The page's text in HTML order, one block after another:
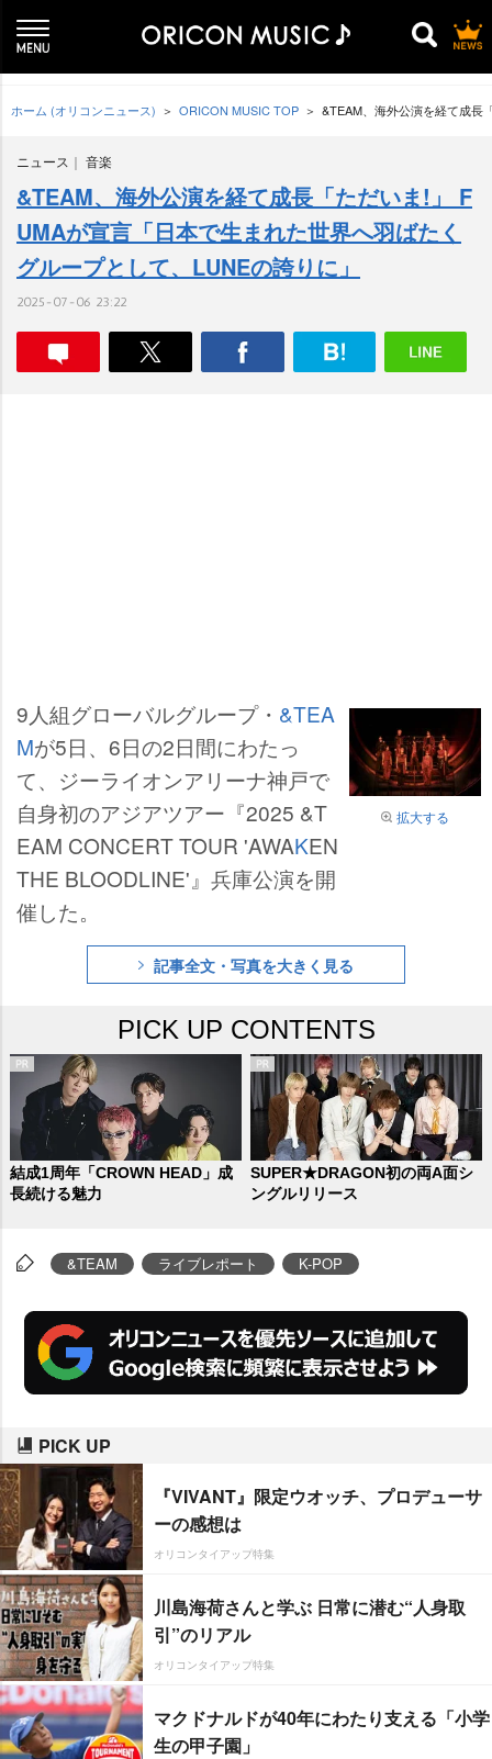
ホーム (オリコンニュース) ORICON MUSIC TOP &TEAM、海外公演を経て成長
ニュース 音楽
&TEAM、海外公演を経て成長「ただいま!」 F
UMAが宣言「日本で生まれた世界へ羽ばたく
グループとして、LUNEの誇りに」
2025-07-06 23:22
拡大する
9人組グローバルグループ・ &TEA
Mが5日、6日の2日間にわたっ
て、ジーライオンアリーナ神戸で
自身初のアジアツアー『2025 &T
EAM CONCERT TOUR 'AWAKEN
THE BLOODLINE'』兵庫公演を開
催した。
記事全文・写真を大きく見る
PICK UP CONTENTS
結成1周年「CROWN HEAD」成
長続ける魅力
SUPER★DRAGON初の両A面シ
ングルリリース
&TEAM ライブレポート K-POP
PICK UP
『VIVANT』限定ウオッチ、プロデューサ
ーの感想は
オリコンタイアップ特集
川島海荷さんと学ぶ 日常に潜む“人身取
引”のリアル
オリコンタイアップ特集
マクドナルドが40年にわたり支える「小学
生の甲子園」